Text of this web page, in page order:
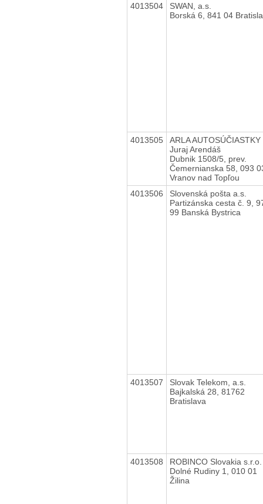
4013504
SWAN, a.s.
Borská 6, 841 04
4013505
ARLA AUTOSÚČIASTKY
Juraj Arendáš
Dubnik 1508/5, prev.
Čemernianska 58, 093
Vranov nad Topľou
4013506
Slovenská pošta a.s.
Partizánska cesta č. 9,
99 Banská Bystrica
4013507
Slovak Telekom, a.s.
Bajkalská 28, 81762
Bratislava
4013508
ROBINCO Slovakia s.r.o.
Dolné Rudiny 1, 010 01
Žilina